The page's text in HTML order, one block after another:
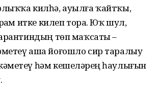
килһә, ауылға ҡайтҡы,
итке килеп тора. Юҡ шул,
төп маҡсаты –
аша йоғошло сир таралыу
һәм кешеләрҙең һаулығын